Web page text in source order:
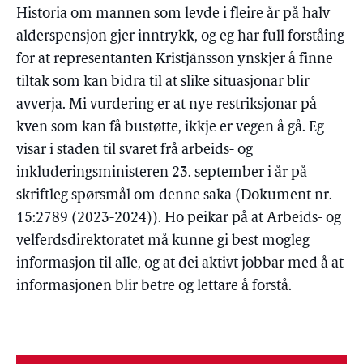
Historia om mannen som levde i fleire år på halv
alderspensjon gjer inntrykk, og eg har full forståing
for at representanten Kristjánsson ynskjer å finne
tiltak som kan bidra til at slike situasjonar blir
avverja. Mi vurdering er at nye restriksjonar på
kven som kan få bustøtte, ikkje er vegen å gå. Eg
visar i staden til svaret frå arbeids- og
inkluderingsministeren 23. september i år på
skriftleg spørsmål om denne saka (Dokument nr.
15:2789 (2023-2024)). Ho peikar på at Arbeids- og
velferdsdirektoratet må kunne gi best mogleg
informasjon til alle, og at dei aktivt jobbar med å at
informasjonen blir betre og lettare å forstå.